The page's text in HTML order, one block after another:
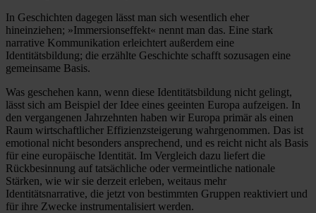
In Geschichten dagegen lässt man sich wesentlich eher
hineinziehen; »Immersionseffekt« nennt man das. Eine stark
narrative Kommunikation erleichtert außerdem eine
Identitätsbildung; die erzählte Geschichte schafft sozusagen eine
gemeinsame Basis.
Was geschehen kann, wenn diese Identitätsbildung nicht gelingt,
lässt sich am Beispiel der Idee eines geeinten Europa aufzeigen. In
den vergangenen Jahrzehnten haben wir Europa primär als einen
Raum wirtschaftlicher Effizienzsteigerung wahrgenommen. Das ist
emotional nicht besonders ansprechend, und es reicht nicht als Basis
für eine europäische Identität. Im Vergleich dazu liefert die
Rückbesinnung auf tatsächliche oder vermeintliche nationale
Stärken, wie wir sie derzeit erleben, weitaus mehr
Identitätsnarrative, die jetzt von bestimmten Gruppen reaktiviert und
für ihre Zwecke instrumentalisiert werden.